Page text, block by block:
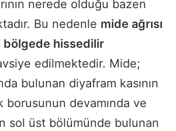
nerede olduğu bazen
Bu nedenle mide ağrısı
bölgede hissedilir
edilmektedir. Mide;
bulunan diyafram kasının
borusunun devamında ve
sol üst bölümünde bulunan